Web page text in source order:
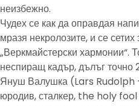
неизбежно.
Чудех се как да оправдая
мразя некролозите, и се
„Веркмайстерски хармонии“.
неспиращ кадър, дълъг точно
Януш Валушка (Lars
юродив, сталкер, the holy